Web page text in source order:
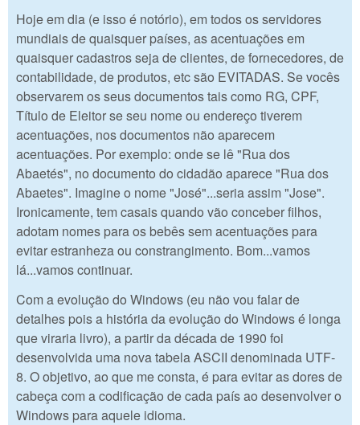
Hoje em dia (e isso é notório), em todos os servidores
mundiais de quaisquer países, as acentuações em
quaisquer cadastros seja de clientes, de fornecedores, de
contabilidade, de produtos, etc são EVITADAS. Se vocês
observarem os seus documentos tais como RG, CPF,
Título de Eleitor se seu nome ou endereço tiverem
acentuações, nos documentos não aparecem
acentuações. Por exemplo: onde se lê "Rua dos
Abaetés", no documento do cidadão aparece "Rua dos
Abaetes". Imagine o nome "José"...seria assim "Jose".
Ironicamente, tem casais quando vão conceber filhos,
adotam nomes para os bebês sem acentuações para
evitar estranheza ou constrangimento. Bom...vamos
lá...vamos continuar.
Com a evolução do Windows (eu não vou falar de
detalhes pois a história da evolução do Windows é longa
que viraria livro), a partir da década de 1990 foi
desenvolvida uma nova tabela ASCII denominada UTF-
8. O objetivo, ao que me consta, é para evitar as dores de
cabeça com a codificação de cada país ao desenvolver o
Windows para aquele idioma.